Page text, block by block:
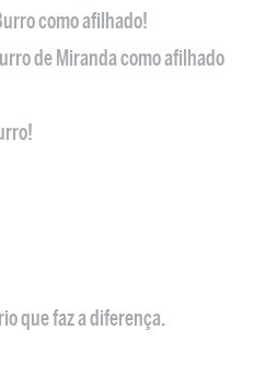
como afilhado!
de Miranda como afilhado
que faz a diferença.